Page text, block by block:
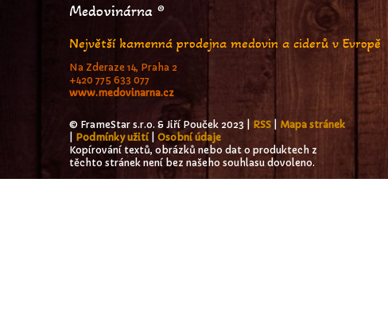
Medovinárna ®
Největší kamenná prodejna medovin a ciderů v Evropě
Na Zderaze 14, Praha 2
+420 775 633 077
www.medovinarna.cz
© FrameStar s.r.o. & Jiří Pouček 2023 | RSS
Mapa stránek
Podmínky užití| Osobní údaje
Kopírování textů, obrázků nebo dat o produktech z
těchto stránek není bez našeho souhlasu dovoleno.